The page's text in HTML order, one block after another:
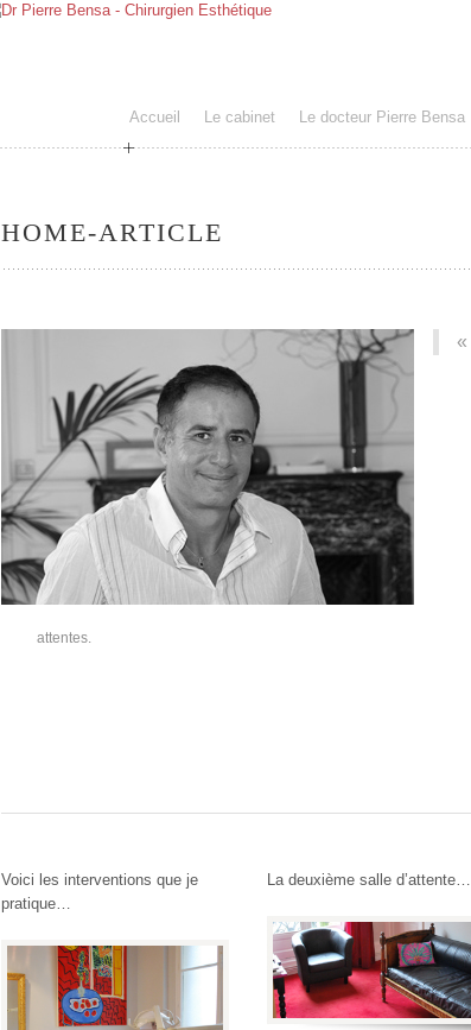
Accueil Le cabinet Le docteur Pierre Bensa
HOME-ARTICLE
«
attentes.
Voici les interventions que je
pratique…
La deuxième salle d’attente…